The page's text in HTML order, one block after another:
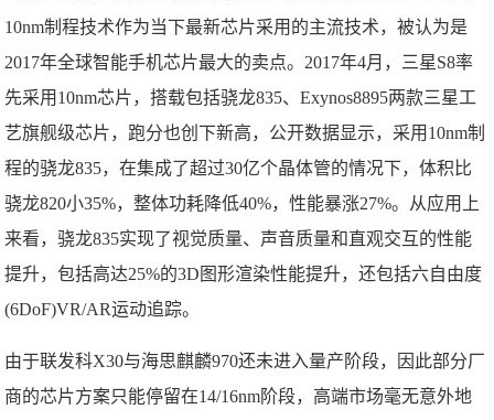
10nm制程技术作为当下最新芯片采用的主流技术，被认为是
2017年全球智能手机芯片最大的卖点。2017年4月，三星S8率
先采用10nm芯片，搭载包括骁龙835、Exynos8895两款三星工
艺旗舰级芯片，跑分也创下新高，公开数据显示，采用10nm制
程的骁龙835，在集成了超过30亿个晶体管的情况下，体积比
骁龙820小35%，整体功耗降低40%，性能暴涨27%。从应用上
来看，骁龙835实现了视觉质量、声音质量和直观交互的性能
提升，包括高达25%的3D图形渲染性能提升，还包括六自由度
(6DoF)VR/AR运动追踪。
由于联发科X30与海思麒麟970还未进入量产阶段，因此部分厂
商的芯片方案只能停留在14/16nm阶段，高端市场毫无意外地